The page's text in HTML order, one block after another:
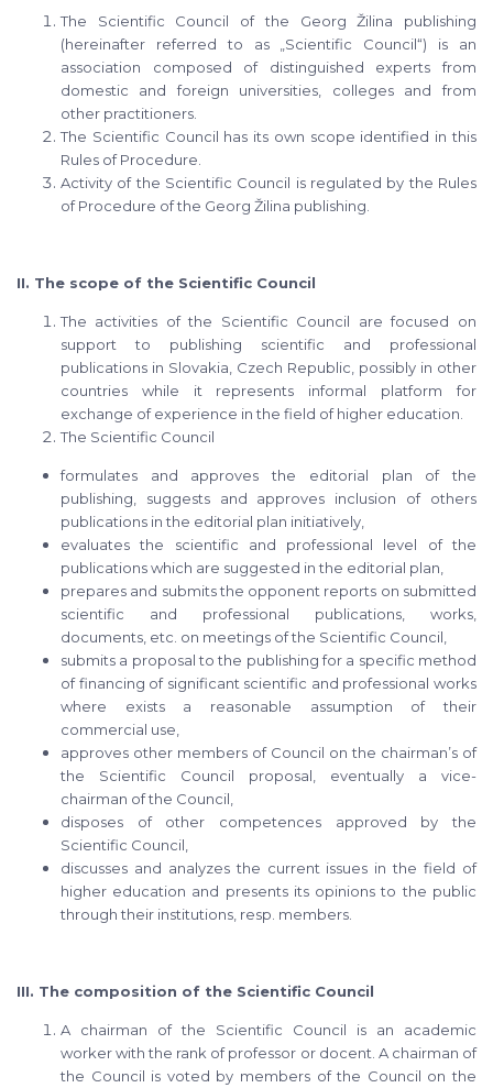
The Scientific Council of the Georg Žilina publishing
(hereinafter referred to as „Scientific Council“) is an
association composed of distinguished experts from
domestic and foreign universities, colleges and from
other practitioners.
The Scientific Council has its own scope identified in this
Rules of Procedure.
Activity of the Scientific Council is regulated by the Rules
of Procedure of the Georg Žilina publishing.
II. The scope of the Scientific Council
The activities of the Scientific Council are focused on
support to publishing scientific and professional
publications in Slovakia, Czech Republic, possibly in other
countries while it represents informal platform for
exchange of experience in the field of higher education.
The Scientific Council
formulates and approves the editorial plan of the
publishing, suggests and approves inclusion of others
publications in the editorial plan initiatively,
evaluates the scientific and professional level of the
publications which are suggested in the editorial plan,
prepares and submits the opponent reports on submitted
scientific and professional publications, works,
documents, etc. on meetings of the Scientific Council,
submits a proposal to the publishing for a specific method
of financing of significant scientific and professional works
where exists a reasonable assumption of their
commercial use,
approves other members of Council on the chairman’s of
the Scientific Council proposal, eventually a vice-
chairman of the Council,
disposes of other competences approved by the
Scientific Council,
discusses and analyzes the current issues in the field of
higher education and presents its opinions to the public
through their institutions, resp. members.
III. The composition of the Scientific Council
A chairman of the Scientific Council is an academic
worker with the rank of professor or docent. A chairman of
the Council is voted by members of the Council on the